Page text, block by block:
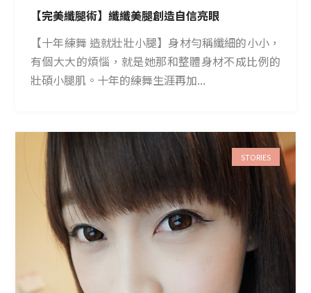
【完美纖腿術】纖纖美腿創造自信亮眼
【十年練舞 造就壯壯小腿】身材勻稱纖細的小小，
有個大大的煩惱，就是她那和整體身材不成比例的
壯碩小腿肌。十年的練舞生涯再加...
STORIES